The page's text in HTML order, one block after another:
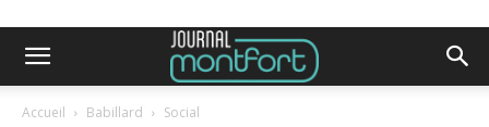
Accueil Babillard Social